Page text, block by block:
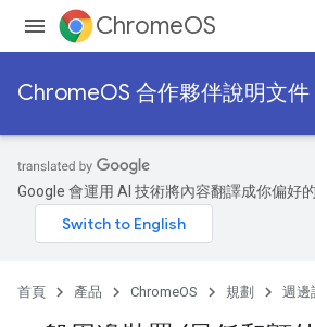
ChromeOS
ChromeOS 合作夥伴說明文件
Google 會運用 AI 技術將內容翻譯成你偏好
首頁 產品 ChromeOS 規劃 週邊